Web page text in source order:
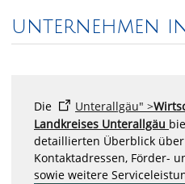
unternehmen
Die Unterallgäu" >
Landkreises Unterallgäu
detaillierten Überblick
Kontaktadressen, Förder-
sowie weitere